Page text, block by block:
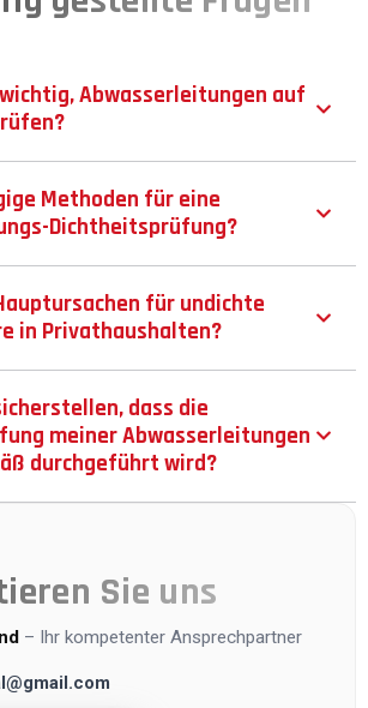
Abwasserleitungen auf
Methoden für eine
Dichtheitsprüfung?
für undichte
in Privathaushalten?
dass die
meiner Abwasserleitungen
durchgeführt wird?
Sie uns
– Ihr kompetenter Ansprechpartner